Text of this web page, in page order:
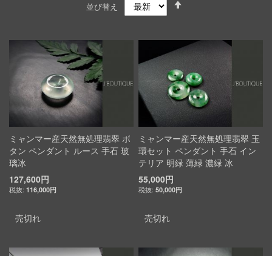
並び替え
ミャンマー産天然無処理翡翠 ボ
タン ペンダント ルース 手石 玻
璃冰
127,600円
116,000円
売切れ
ミャンマー産天然無処理翡翠 玉
環セット ペンダント 手石 イン
テリア 明緑 薄緑 濃緑 冰
55,000円
50,000円
売切れ